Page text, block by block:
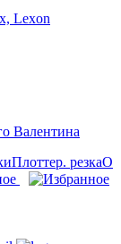
Lexon
Валентина
Плоттер. резкаО